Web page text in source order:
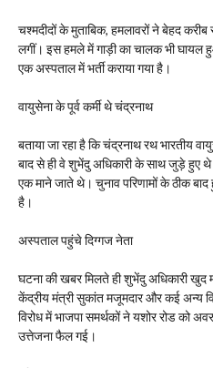
​चश्मदीदों के मुताबिक, हमलावरों ने बेहद
लगीं। इस हमले में गाड़ी का चालक भी
एक अस्पताल में भर्ती कराया गया है।
​वायुसेना के पूर्व कर्मी थे चंद्रनाथ
​बताया जा रहा है कि चंद्रनाथ रथ भारतीय
बाद से ही वे शुभेंदु अधिकारी के साथ जुड़े हुए
एक माने जाते थे। चुनाव परिणामों के ठीक बाद
है।
​अस्पताल पहुंचे दिग्गज नेता
​घटना की खबर मिलते ही शुभेंदु अधिकारी
केंद्रीय मंत्री सुकांत मजूमदार और कई अन्य
विरोध में भाजपा समर्थकों ने यशोर रोड को
उत्तेजना फैल गई।